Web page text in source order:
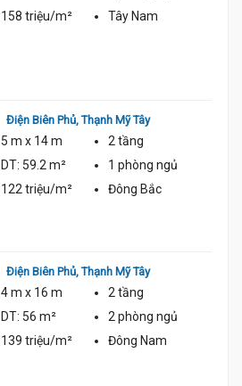
158 triệu/m²
Tây Nam
Điện Biên Phủ,Thạnh Mỹ Tây
5 m x 14 m
2 tầng
DT: 59.2 m² 1 phòng ngủ
122 triệu/m²
Đông Bắc
Điện Biên Phủ,Thạnh Mỹ Tây
4 m x 16 m
2 tầng
DT: 56 m² 2 phòng ngủ
139 triệu/m²
Đông Nam